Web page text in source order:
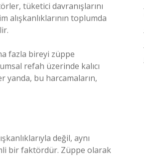
tüketici davranışlarını
alışkanlıklarının toplumda
fazla bireyi züppe
refah üzerinde kalıcı
yanda, bu harcamaların,
değil, aynı
bir faktördür. Züppe olarak